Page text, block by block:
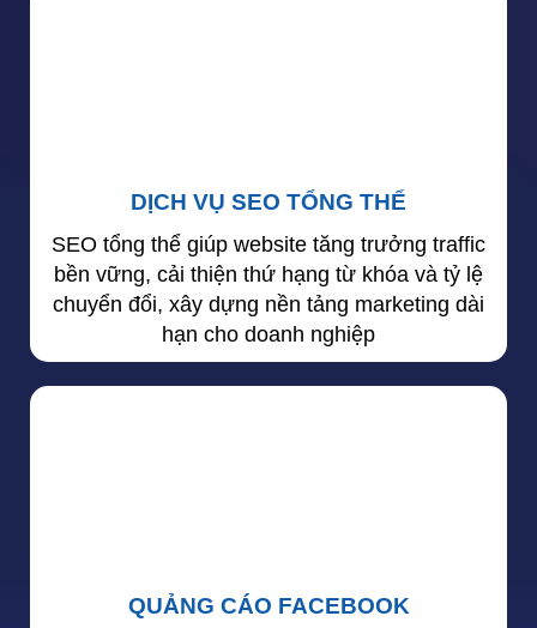
DỊCH VỤ SEO TỔNG THỂ
SEO tổng thể giúp website tăng trưởng traffic
bền vững, cải thiện thứ hạng từ khóa và tỷ lệ
chuyển đổi, xây dựng nền tảng marketing dài
hạn cho doanh nghiệp
QUẢNG CÁO FACEBOOK